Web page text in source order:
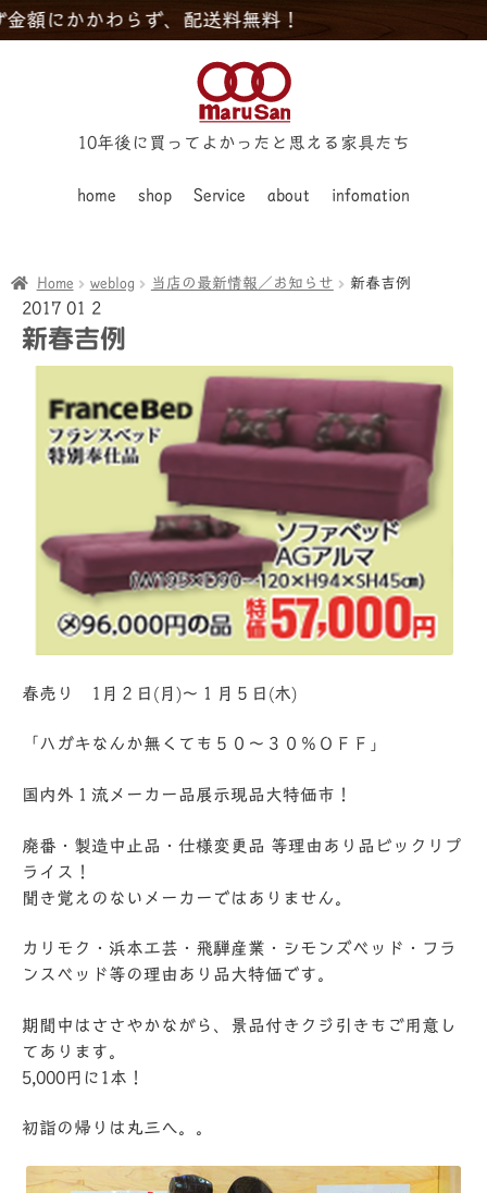
かかわらず、配送料無料！
home shop Service about infomation
10年後に買ってよかったと思える家具たち
Home weblog 当店の最新情報／お知らせ 新春吉例
2017 01 2
新春吉例
春売り 1月２日(月)～１月５日(木)
「ハガキなんか無くても５０～３０％ＯＦＦ」
国内外１流メーカー品展示現品大特価市！
廃番・製造中止品・仕様変更品 等理由あり品ビックリプ
ライス！
聞き覚えのないメーカーではありません。
カリモク・浜本工芸・飛騨産業・シモンズベッド・フラ
ンスベッド等の理由あり品大特価です。
期間中はささやかながら、景品付きクジ引きもご用意し
てあります。
5,000円に1本！
初詣の帰りは丸三へ。。